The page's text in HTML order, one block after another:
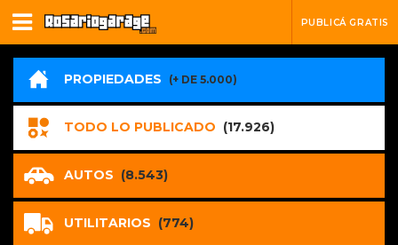
PUBLICÁ GRATIS
PROPIEDADES (+ DE 5.000)
TODO LO PUBLICADO (17.926)
AUTOS (8.543)
UTILITARIOS (774)